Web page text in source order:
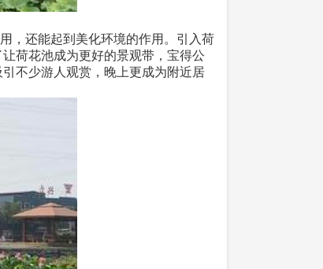
，还能起到美化环境的作用。引入荷
荷花池成为更好的景观带，宝得公
不少游人观赏，晚上更成为附近居